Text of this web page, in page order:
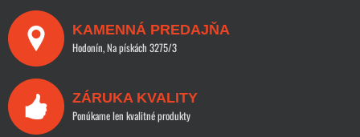
KAMENNÁ PREDAJŇA
Hodonín, Na pískách 3275/3
ZÁRUKA KVALITY
Ponúkame len kvalitné produkty